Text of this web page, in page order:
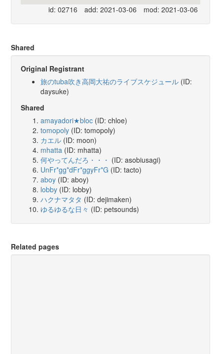
id: 02716 add: 2021-03-06 mod: 2021-03-06
Shared
Original Registrant
旅のtuba吹き高岡大祐のライブスケジュール (ID:
daysuke)
Shared
amayadori★bloc (ID: chloe)
tomopoly (ID: tomopoly)
カエル (ID: moon)
mhatta (ID: mhatta)
何やってんだろ・・・ (ID: asobiusagi)
UnFr*gg*dFr*ggyFr*G (ID: tacto)
aboy (ID: aboy)
lobby (ID: lobby)
ハクナマタタ (ID: dejimaken)
ゆるゆるな日々 (ID: petsounds)
Related pages